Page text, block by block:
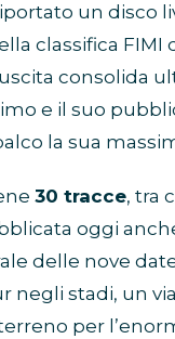
un disco
classifica FIMI
consolida
e il suo
la sua
30 tracce, tra
oggi
delle nove
negli stadi, un
per